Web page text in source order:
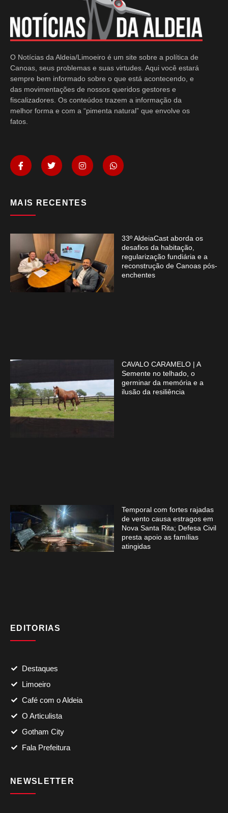
O Notícias da Aldeia/Limoeiro é um site sobre a política de
Canoas, seus problemas e suas virtudes. Aqui você estará
sempre bem informado sobre o que está acontecendo, e
das movimentações de nossos queridos gestores e
fiscalizadores. Os conteúdos trazem a informação da
melhor forma e com a “pimenta natural” que envolve os
fatos.
MAIS RECENTES
33º AldeiaCast aborda os
desafios da habitação,
regularização fundiária e a
reconstrução de Canoas pós-
enchentes
CAVALO CARAMELO | A
Semente no telhado, o
germinar da memória e a
ilusão da resiliência
Temporal com fortes rajadas
de vento causa estragos em
Nova Santa Rita; Defesa Civil
presta apoio as famílias
atingidas
EDITORIAS
Destaques
Limoeiro
Café com o Aldeia
O Articulista
Gotham City
Fala Prefeitura
NEWSLETTER